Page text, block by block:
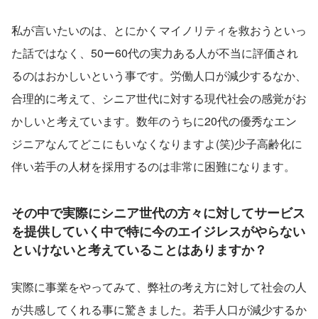
私が言いたいのは、とにかくマイノリティを救おうといっ
た話ではなく、50ー60代の実力ある人が不当に評価され
るのはおかしいという事です。労働人口が減少するなか、
合理的に考えて、シニア世代に対する現代社会の感覚がお
かしいと考えています。数年のうちに20代の優秀なエン
ジニアなんてどこにもいなくなりますよ(笑)少子高齢化に
伴い若手の人材を採用するのは非常に困難になります。
その中で実際にシニア世代の方々に対してサービス
を提供していく中で特に今のエイジレスがやらない
といけないと考えていることはありますか？
実際に事業をやってみて、弊社の考え方に対して社会の人
が共感してくれる事に驚きました。若手人口が減少するか